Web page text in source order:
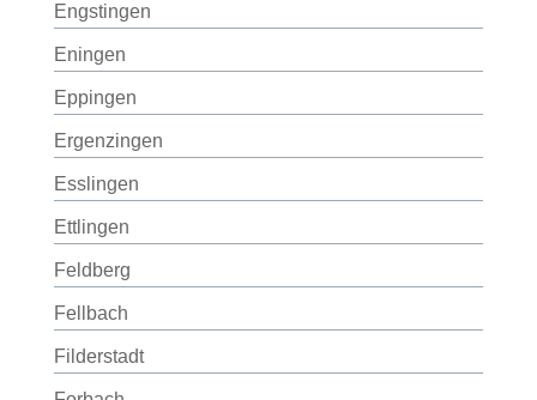
Engstingen
Eningen
Eppingen
Ergenzingen
Esslingen
Ettlingen
Feldberg
Fellbach
Filderstadt